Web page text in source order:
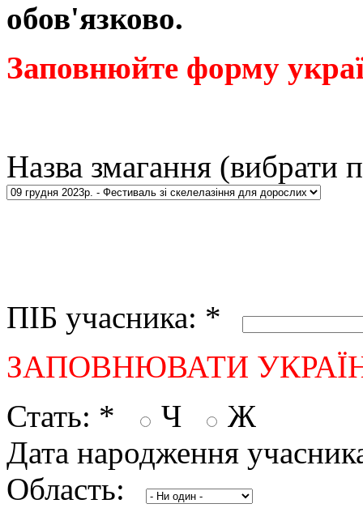
обов'язково.
Заповнюйте форму
Назва змагання (вибрати
ПІБ учасника: *
ЗАПОВНЮВАТИ
Стать: * Ч
Ж
Дата народження
Область: